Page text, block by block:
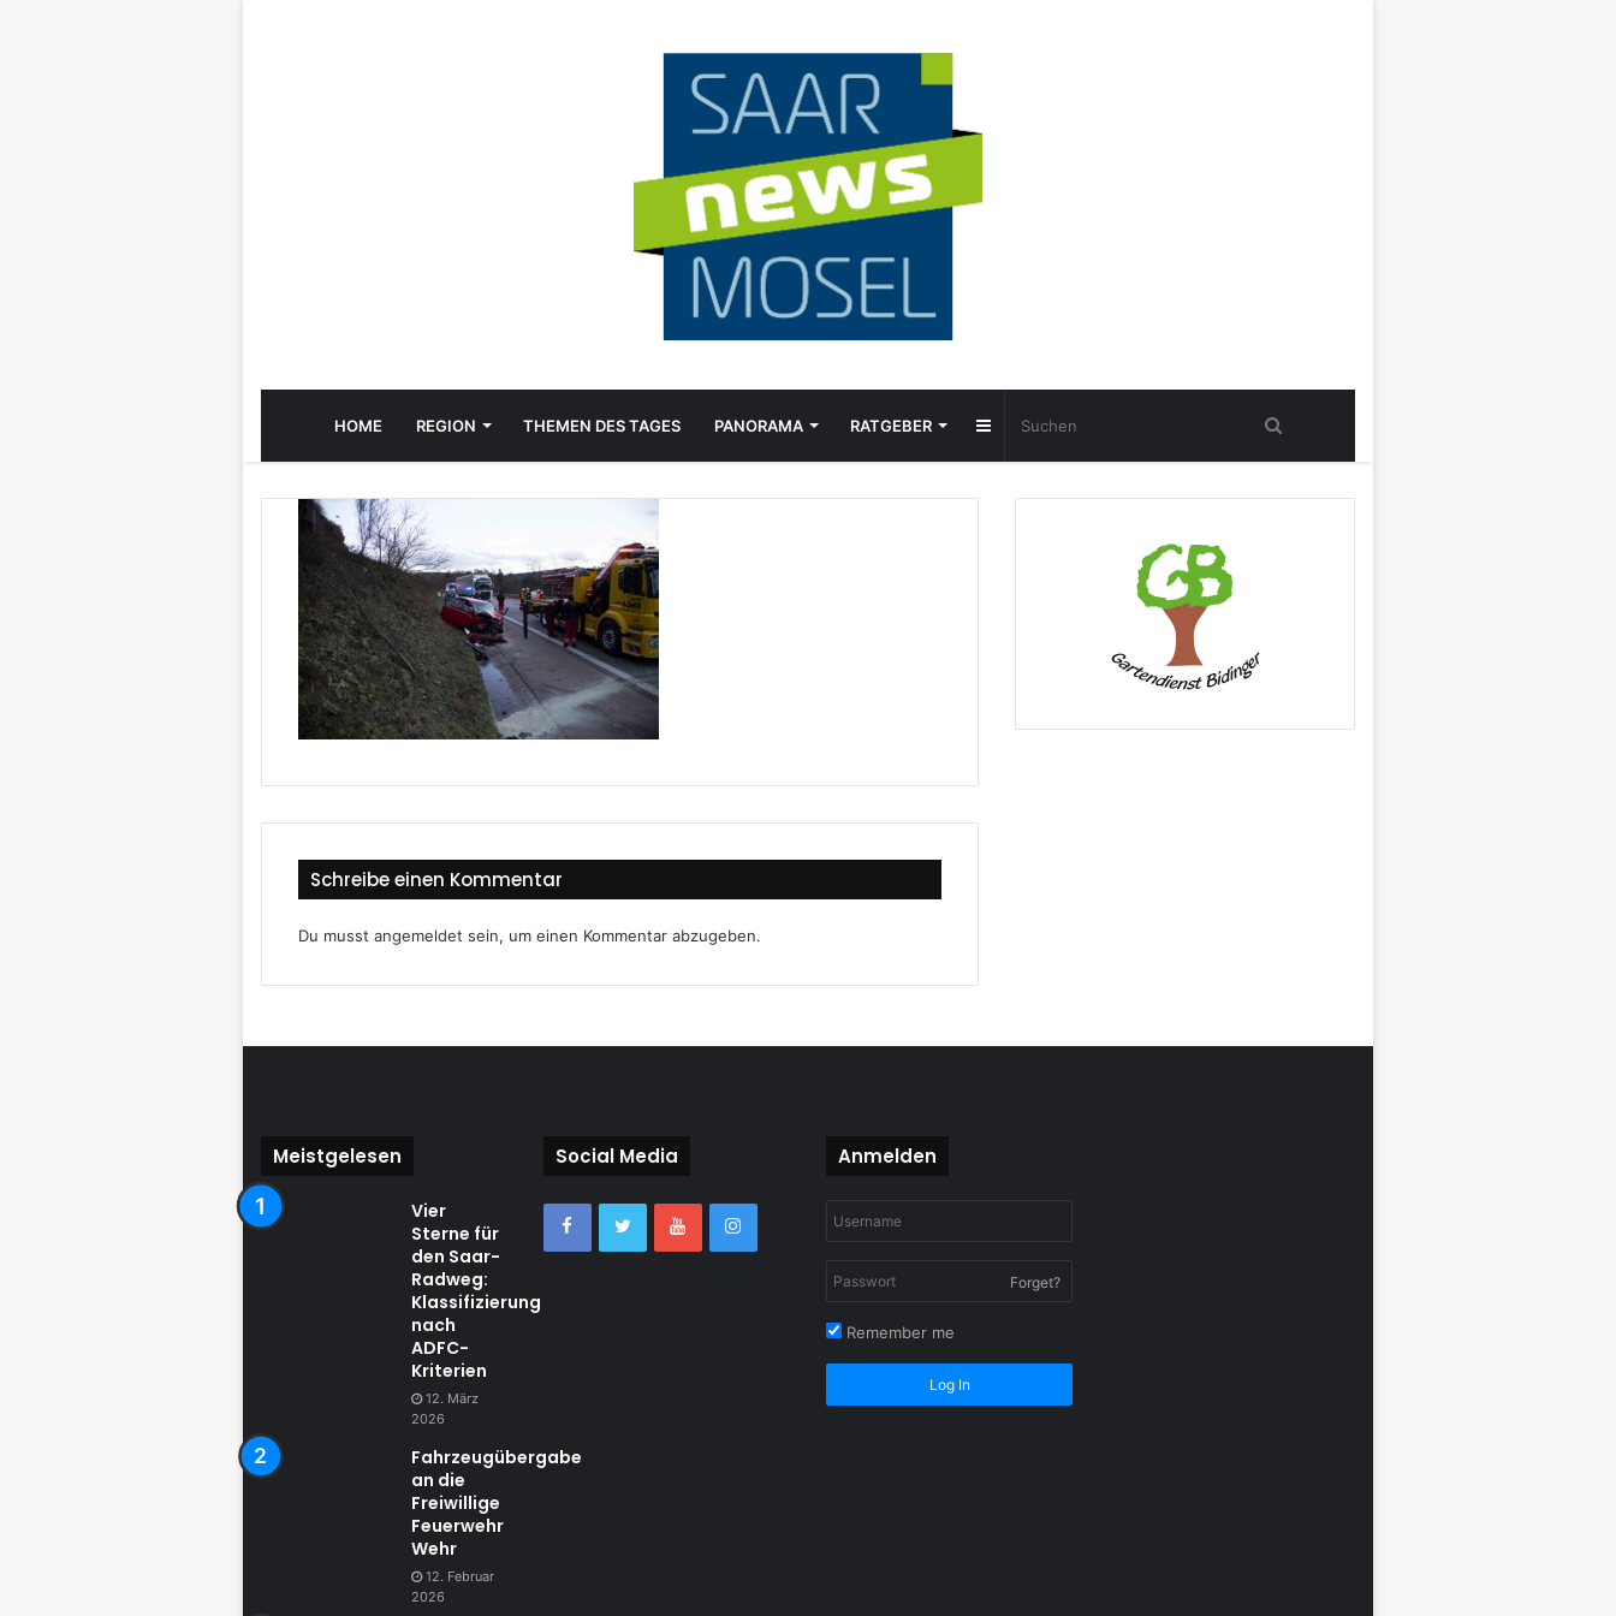
HOME REGION THEMEN DES TAGES PANORAMA RATGEBER Sidebar
Schreibe einen Kommentar
Du musst angemeldet sein, um einen Kommentar abzugeben.
Meistgelesen
Vier
Sterne für
den Saar-
Radweg:
Klassifizierung
nach
ADFC-
Kriterien
12. März
2026
Fahrzeugübergabe
an die
Freiwillige
Feuerwehr
Wehr
12. Februar
2026
Social Media Anmelden
Forget?
Remember me
Log In